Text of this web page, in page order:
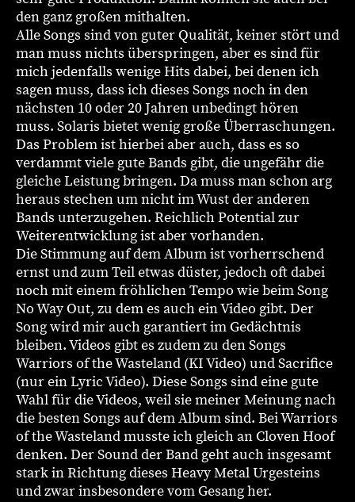
den ganz großen mithalten.
Alle Songs sind von guter Qualität, keiner stört und
man muss nichts überspringen, aber es sind für
mich jedenfalls wenige Hits dabei, bei denen ich
sagen muss, dass ich dieses Songs noch in den
nächsten 10 oder 20 Jahren unbedingt hören
muss. Solaris bietet wenig große Überraschungen.
Das Problem ist hierbei aber auch, dass es so
verdammt viele gute Bands gibt, die ungefähr die
gleiche Leistung bringen. Da muss man schon arg
heraus stechen um nicht im Wust der anderen
Bands unterzugehen. Reichlich Potential zur
Weiterentwicklung ist aber vorhanden.
Die Stimmung auf dem Album ist vorherrschend
ernst und zum Teil etwas düster, jedoch oft dabei
noch mit einem fröhlichen Tempo wie beim Song
No Way Out, zu dem es auch ein Video gibt. Der
Song wird mir auch garantiert im Gedächtnis
bleiben. Videos gibt es zudem zu den Songs
Warriors of the Wasteland (KI Video) und Sacrifice
(nur ein Lyric Video). Diese Songs sind eine gute
Wahl für die Videos, weil sie meiner Meinung nach
die besten Songs auf dem Album sind. Bei Warriors
of the Wasteland musste ich gleich an Cloven Hoof
denken. Der Sound der Band geht auch insgesamt
stark in Richtung dieses Heavy Metal Urgesteins
und zwar insbesondere vom Gesang her.